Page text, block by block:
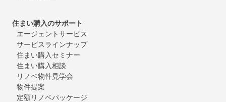
住まい購入のサポート
エージェントサービス
サービスラインナップ
住まい購入セミナー
住まい購入相談
リノベ物件見学会
物件提案
定額リノベパッケージ